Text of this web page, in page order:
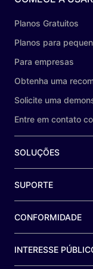
Planos Gratuitos
Planos para
Para empresas
Obtenha uma
Solicite uma
Entre em contato
SOLUÇÕES
SUPORTE
CONFORMIDADE
INTERESSE